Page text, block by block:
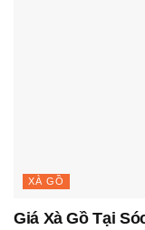
XÀ GỒ
Giá Xà Gồ Tại